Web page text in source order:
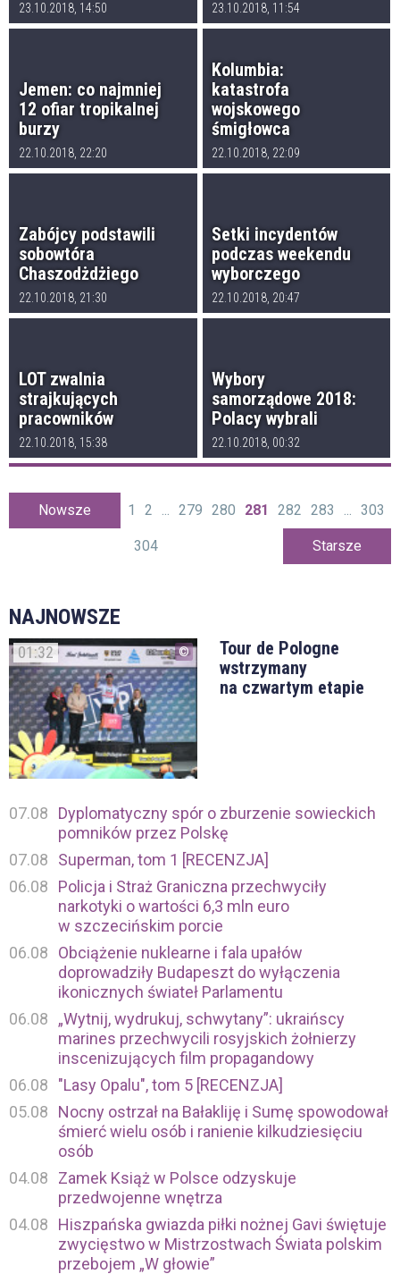
23.10.2018, 14:50 23.10.2018, 11:54
Jemen: co najmniej
12 ofiar tropikalnej
burzy
22.10.2018, 22:20
Kolumbia:
katastrofa
wojskowego
śmigłowca
22.10.2018, 22:09
Zabójcy podstawili
sobowtóra
Chaszodżdżiego
22.10.2018, 21:30
Setki incydentów
podczas weekendu
wyborczego
22.10.2018, 20:47
LOT zwalnia
strajkujących
pracowników
22.10.2018, 15:38
Wybory
samorządowe 2018:
Polacy wybrali
22.10.2018, 00:32
Nowsze 1 2 ... 279 280 281 282 283 ... 303
304 Starsze
NAJNOWSZE
01:32
Tour de Pologne
wstrzymany
na czwartym etapie
07.08
Dyplomatyczny spór o zburzenie sowieckich
pomników przez Polskę
07.08
Superman, tom 1 [RECENZJA]
06.08
Policja i Straż Graniczna przechwyciły
narkotyki o wartości 6,3 mln euro
w szczecińskim porcie
06.08
Obciążenie nuklearne i fala upałów
doprowadziły Budapeszt do wyłączenia
ikonicznych świateł Parlamentu
06.08
„Wytnij, wydrukuj, schwytany”: ukraińscy
marines przechwycili rosyjskich żołnierzy
inscenizujących film propagandowy
06.08
"Lasy Opalu", tom 5 [RECENZJA]
05.08
Nocny ostrzał na Bałakliję i Sumę spowodował
śmierć wielu osób i ranienie kilkudziesięciu
osób
04.08
Zamek Książ w Polsce odzyskuje
przedwojenne wnętrza
04.08
Hiszpańska gwiazda piłki nożnej Gavi świętuje
zwycięstwo w Mistrzostwach Świata polskim
przebojem „W głowie”